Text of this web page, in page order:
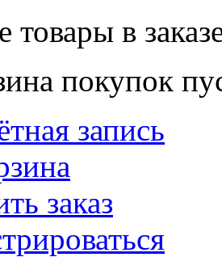
товары в
покупок
запись
заказ